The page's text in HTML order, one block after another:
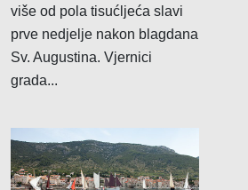
više od pola tisućljeća slavi
prve nedjelje nakon blagdana
Sv. Augustina. Vjernici
grada...